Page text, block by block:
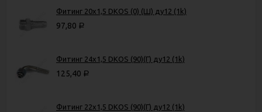
Фитинг 20х1,5 DKOS (0) (Ш) ду12 (1k)
97,80 Р
Фитинг 24х1,5 DKOS (90)(Г) ду12 (1k)
125,40 Р
Фитинг 22х1,5 DKOS (90)(Г) ду12 (1k)